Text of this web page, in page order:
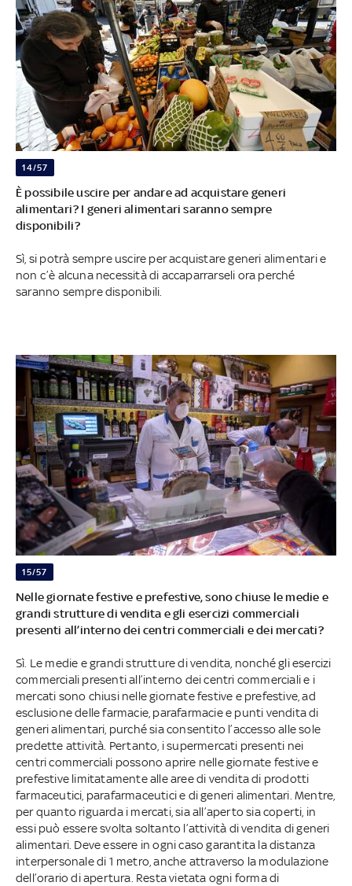
14/57
È possibile uscire per andare ad acquistare generi
alimentari? I generi alimentari saranno sempre
disponibili?
Sì, si potrà sempre uscire per acquistare generi alimentari e
non c’è alcuna necessità di accaparrarseli ora perché
saranno sempre disponibili.
15/57
Nelle giornate festive e prefestive, sono chiuse le medie e
grandi strutture di vendita e gli esercizi commerciali
presenti all’interno dei centri commerciali e dei mercati?
Sì. Le medie e grandi strutture di vendita, nonché gli esercizi
commerciali presenti all’interno dei centri commerciali e i
mercati sono chiusi nelle giornate festive e prefestive, ad
esclusione delle farmacie, parafarmacie e punti vendita di
generi alimentari, purché sia consentito l’accesso alle sole
predette attività. Pertanto, i supermercati presenti nei
centri commerciali possono aprire nelle giornate festive e
prefestive limitatamente alle aree di vendita di prodotti
farmaceutici, parafarmaceutici e di generi alimentari. Mentre,
per quanto riguarda i mercati, sia all’aperto sia coperti, in
essi può essere svolta soltanto l’attività di vendita di generi
alimentari. Deve essere in ogni caso garantita la distanza
interpersonale di 1 metro, anche attraverso la modulazione
dell’orario di apertura. Resta vietata ogni forma di